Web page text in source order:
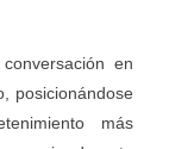
en
posicionándose
más